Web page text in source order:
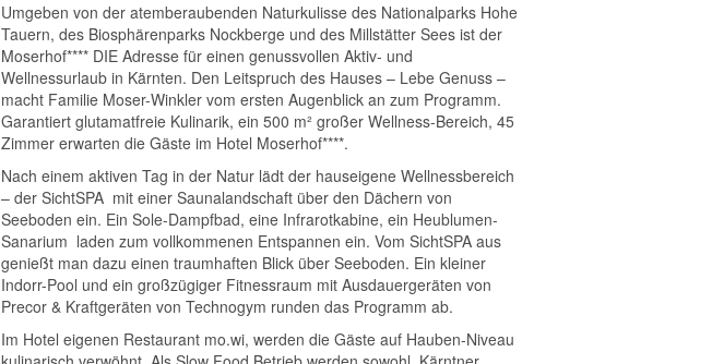
Umgeben von der atemberaubenden Naturkulisse des Nationalparks Hohe
Tauern, des Biosphärenparks Nockberge und des Millstätter Sees ist der
Moserhof**** DIE Adresse für einen genussvollen Aktiv- und
Wellnessurlaub in Kärnten. Den Leitspruch des Hauses – Lebe Genuss –
macht Familie Moser-Winkler vom ersten Augenblick an zum Programm.
Garantiert glutamatfreie Kulinarik, ein 500 m² großer Wellness-Bereich, 45
Zimmer erwarten die Gäste im Hotel Moserhof****.
Nach einem aktiven Tag in der Natur lädt der hauseigene Wellnessbereich
– der SichtSPA mit einer Saunalandschaft über den Dächern von
Seeboden ein. Ein Sole-Dampfbad, eine Infrarotkabine, ein Heublumen-
Sanarium laden zum vollkommenen Entspannen ein. Vom SichtSPA aus
genießt man dazu einen traumhaften Blick über Seeboden. Ein kleiner
Indorr-Pool und ein großzügiger Fitnessraum mit Ausdauergeräten von
Precor & Kraftgeräten von Technogym runden das Programm ab.
Im Hotel eigenen Restaurant mo.wi, werden die Gäste auf Hauben-Niveau